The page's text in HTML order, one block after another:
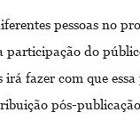
pessoas no
participação do
fazer com que
pós-